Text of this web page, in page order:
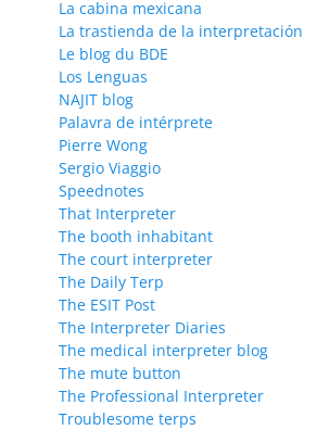
La cabina mexicana
La trastienda de la interpretación
Le blog du BDE
Los Lenguas
NAJIT blog
Palavra de intérprete
Pierre Wong
Sergio Viaggio
Speednotes
That Interpreter
The booth inhabitant
The court interpreter
The Daily Terp
The ESIT Post
The Interpreter Diaries
The medical interpreter blog
The mute button
The Professional Interpreter
Troublesome terps